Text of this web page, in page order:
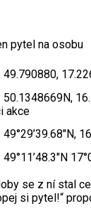
pytel na osobu
49.790880,
50.1348669N,
akce
49°29’39.68″N,
49°11’48.3″N
se z ní stal
si pytel!“